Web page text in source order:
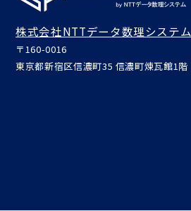
株式会社NTTデータ数理システム
〒160-0016
東京都新宿区信濃町35 信濃町煉瓦館1階